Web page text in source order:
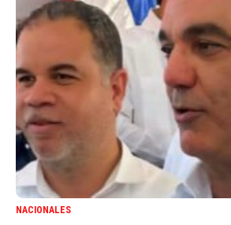
NACIONALES